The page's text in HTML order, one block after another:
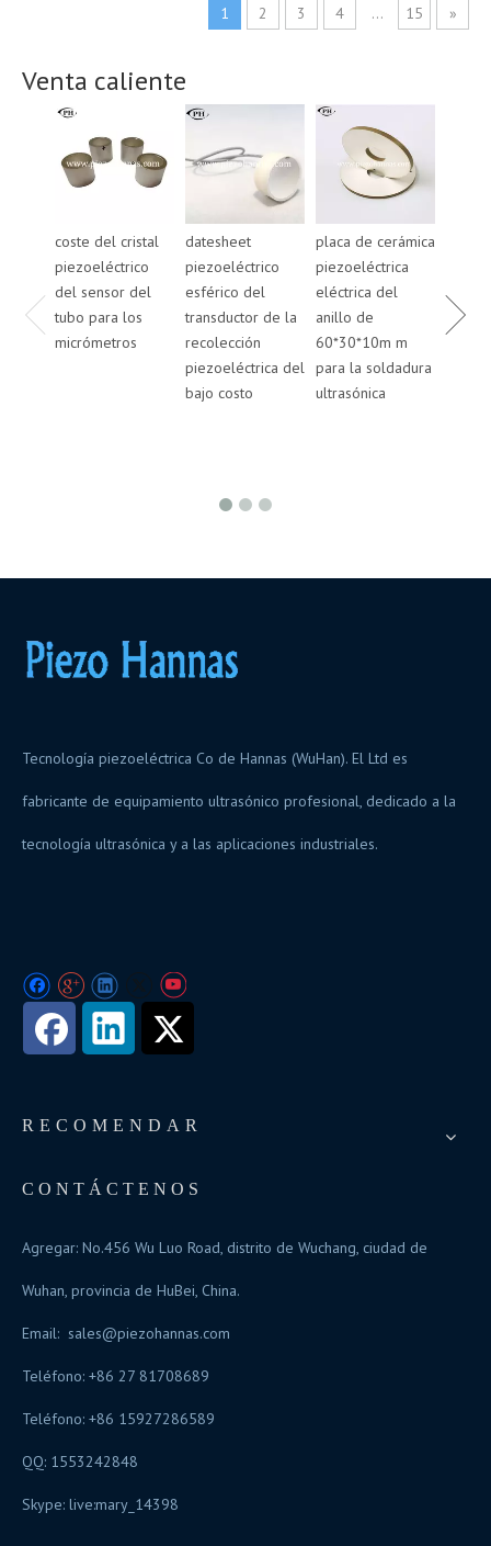
1 2 3 4 ... 15 »
Venta caliente
coste del cristal
piezoeléctrico
del sensor del
tubo para los
micrómetros
datesheet
piezoeléctrico
esférico del
transductor de la
recolección
piezoeléctrica del
bajo costo
placa de cerámica
piezoeléctrica
eléctrica del
anillo de
60*30*10m m
para la soldadura
ultrasónica
anillo
Tecnología piezoeléctrica Co de Hannas (WuHan). El Ltd es
fabricante de equipamiento ultrasónico profesional, dedicado a la
tecnología ultrasónica y a las aplicaciones industriales.
RECOMENDAR
CONTÁCTENOS
Agregar: No.456 Wu Luo Road, distrito de Wuchang, ciudad de
Wuhan, provincia de HuBei, China.
Email: sales@piezohannas.com
Teléfono: +86 27 81708689
Teléfono: +86 15927286589
QQ: 1553242848
Skype: live:mary_14398